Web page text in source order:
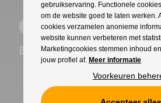
gebruikservaring. Functionele
om de website goed te laten werken.
cookies verzamelen anonieme
website kunnen verbeteren met
Marketingcookies stemmen inhoud
jouw profiel af. Meer informatie
Voorkeuren